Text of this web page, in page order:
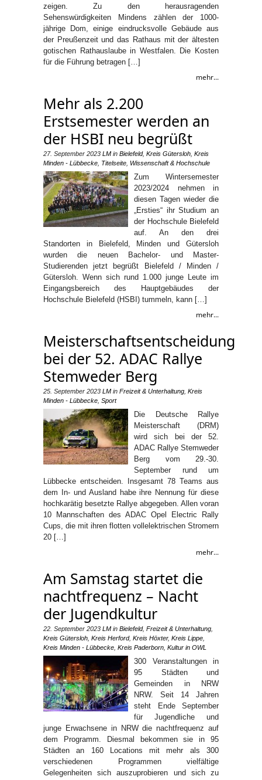
zeigen. Zu den herausragenden
Sehenswürdigkeiten Mindens zählen der 1000-
jährige Dom, einige eindrucksvolle Gebäude aus
der Preußenzeit und das Rathaus mit der ältesten
gotischen Rathauslaube in Westfalen. Die Kosten
für die Führung betragen […]
mehr...
Mehr als 2.200
Erstsemester werden an
der HSBI neu begrüßt
27. September 2023 LM in Bielefeld, Kreis Gütersloh Kreis
Minden - Lübbecke Titelseite Wissenschaft & Hochschule
Zum Wintersemester
2023/2024 nehmen in
diesen Tagen wieder die
„Ersties“ ihr Studium an
der Hochschule Bielefeld
auf. An den drei
Standorten in Bielefeld, Minden und Gütersloh
wurden die neuen Bachelor- und Master-
Studierenden jetzt begrüßt Bielefeld / Minden /
Gütersloh. Wenn sich rund 1.000 junge Leute im
Eingangsbereich des Hauptgebäudes der
Hochschule Bielefeld (HSBI) tummeln, kann […]
mehr...
Meisterschaftsentscheidung
bei der 52. ADAC Rallye
Stemweder Berg
25. September 2023 LM in Freizeit & Unterhaltung Kreis
Minden - Lübbecke Sport
Die Deutsche Rallye
Meisterschaft (DRM)
wird sich bei der 52.
ADAC Rallye Stemweder
Berg vom 29.-30.
September rund um
Lübbecke entscheiden. Insgesamt 78 Teams aus
dem In- und Ausland habe ihre Nennung für diese
hochkarätig besetzte Rallye abgegeben. Allen voran
10 Mannschaften des ADAC Opel Electric Rally
Cups, die mit ihren flotten vollelektrischen Stromern
20 […]
mehr...
Am Samstag startet die
nachtfrequenz – Nacht
der Jugendkultur
22. September 2023 LM in Bielefeld, Freizeit & Unterhaltung
Kreis Gütersloh Kreis Herford, Kreis Höxter, Kreis Lippe
Kreis Minden - Lübbecke Kreis Paderborn Kultur in OWL
300 Veranstaltungen in
95 Städten und
Gemeinden in NRW
NRW. Seit 14 Jahren
steht Ende September
für Jugendliche und
junge Erwachsene in NRW die nachtfrequenz auf
dem Programm. Diesmal bekommen sie in 95
Städten an 160 Locations mit mehr als 300
verschiedenen Programmen vielfältige
Gelegenheiten sich auszuprobieren und sich zu